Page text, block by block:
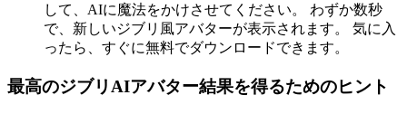
して、AIに魔法をかけさせてください。 わずか数秒
で、新しいジブリ風アバターが表示されます。 気に入
ったら、すぐに無料でダウンロードできます。
最高のジブリAIアバター結果を得るためのヒント